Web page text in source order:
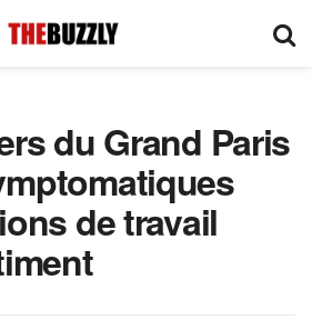
du Grand Paris
de travail